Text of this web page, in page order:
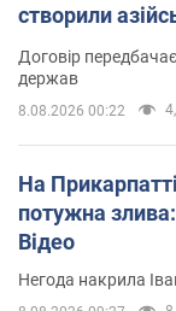
створили
Договір
держав
8.08.2026 00:22
На
потужна
Відео
Негода накрила